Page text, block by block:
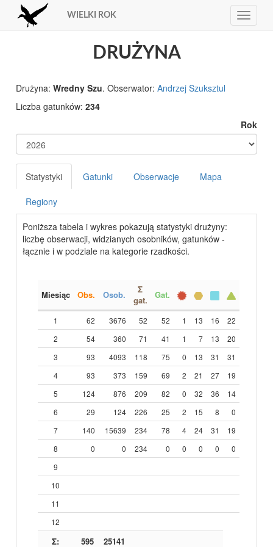
Toggle
WIELKI ROK
DRUŻYNA
Drużyna:Wredny Szu. Obserwator:Andrzej Szuksztul
Liczba gatunków:234
Rok
Statystyki Gatunki Obserwacje Mapa
Regiony
Poniższa tabela i wykres pokazują statystyki drużyny:
liczbę obserwacji, widzianych osobników, gatunków -
łącznie i w podziale na kategorie rzadkości.
Miesiąc Obs. Osob.
Σ
gat.
Gat.
1 62 3676 52 52 1 13 16
22
2
54 360 71 41 1 7 13
20
3
93 4093 118 75 0 13 31
31
4
93 373 159 69 2 21 27
19
5
124 876 209 82 0 32 36
14
6
29 124 226 25 2 15 8
0
7
140 15639 234 78 4 24 31
19
8
0 0 234 0 0 0 0
0
9
10
11
12
Σ: 595 25141